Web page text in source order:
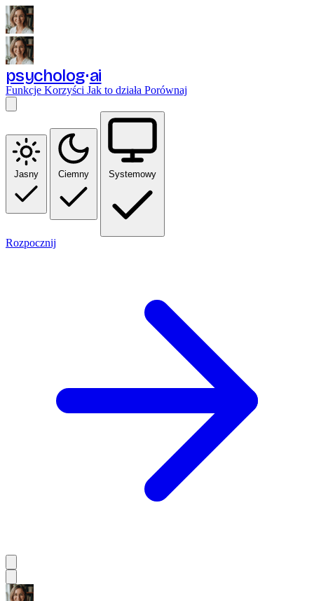
psycholog ai
Funkcje Korzyści Jak to działa Porównaj
Jasny Ciemny Systemowy
Rozpocznij